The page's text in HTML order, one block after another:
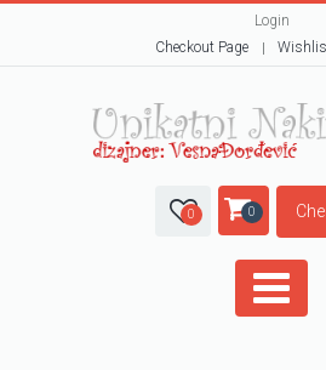
Login
Checkout Page
0 0